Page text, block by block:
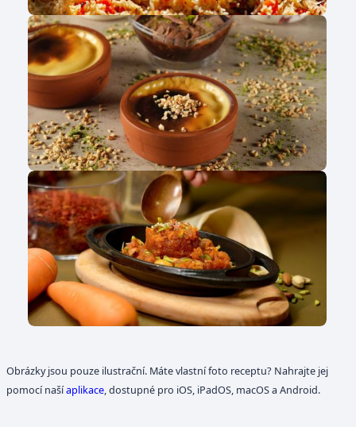
Obrázky jsou pouze ilustrační. Máte vlastní foto receptu? Nahrajte jej
pomocí našíaplikace, dostupné pro iOS, iPadOS, macOS a Android.